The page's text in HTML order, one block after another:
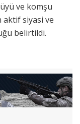
ve komşu
aktif siyasi ve
belirtildi.